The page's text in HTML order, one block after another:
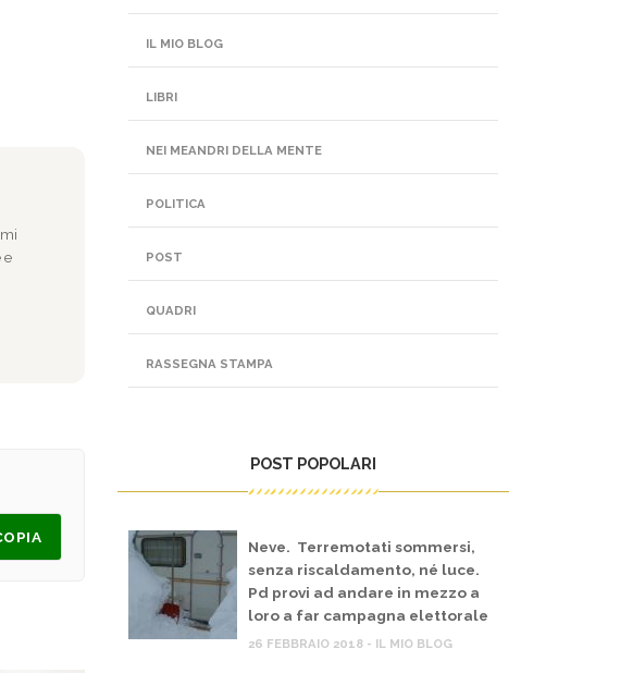
e
IL MIO BLOG
LIBRI
NEI MEANDRI DELLA MENTE
POLITICA
POST
QUADRI
RASSEGNA STAMPA
POST POPOLARI
Neve. Terremotati sommersi,
senza riscaldamento, né luce.
Pd provi ad andare in mezzo a
loro a far campagna elettorale
26 FEBBRAIO 2018 - IL MIO BLOG